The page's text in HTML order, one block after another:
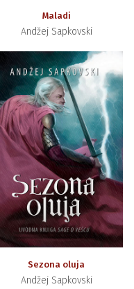
Maladi
Andžej Sapkovski
Sezona oluja
Andžej Sapkovski